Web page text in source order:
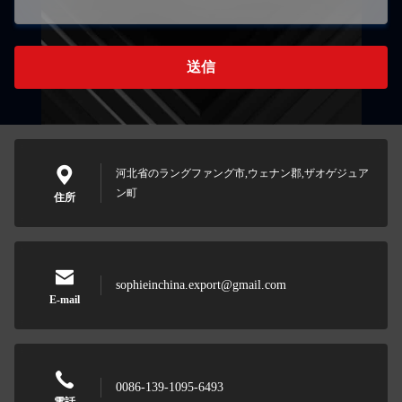
送信
住所
河北省のラングファング市,ウェナン郡,ザオゲジュア
ン町
E-mail
sophieinchina.export@gmail.com
0086-139-1095-6493